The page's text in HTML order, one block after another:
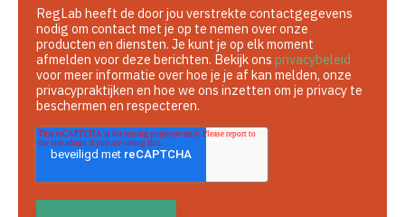
RegLab heeft de door jou verstrekte contactgegevens
nodig om contact met je op te nemen over onze
producten en diensten. Je kunt je op elk moment
afmelden voor deze berichten. Bekijk ons privacybeleid
voor meer informatie over hoe je je af kan melden, onze
privacypraktijken en hoe we ons inzetten om je privacy te
beschermen en respecteren.